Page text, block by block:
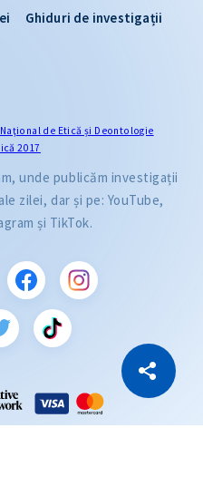
Copiază Link
Ghiduri de investigații
de Etică și Deontologie
2017
unde publicăm investigații
zilei, dar și pe: YouTube,
și TikTok.